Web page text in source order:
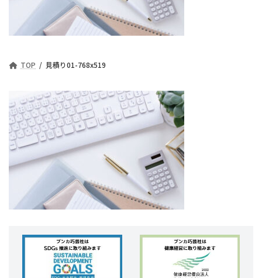
TOP 見積り01-768x519